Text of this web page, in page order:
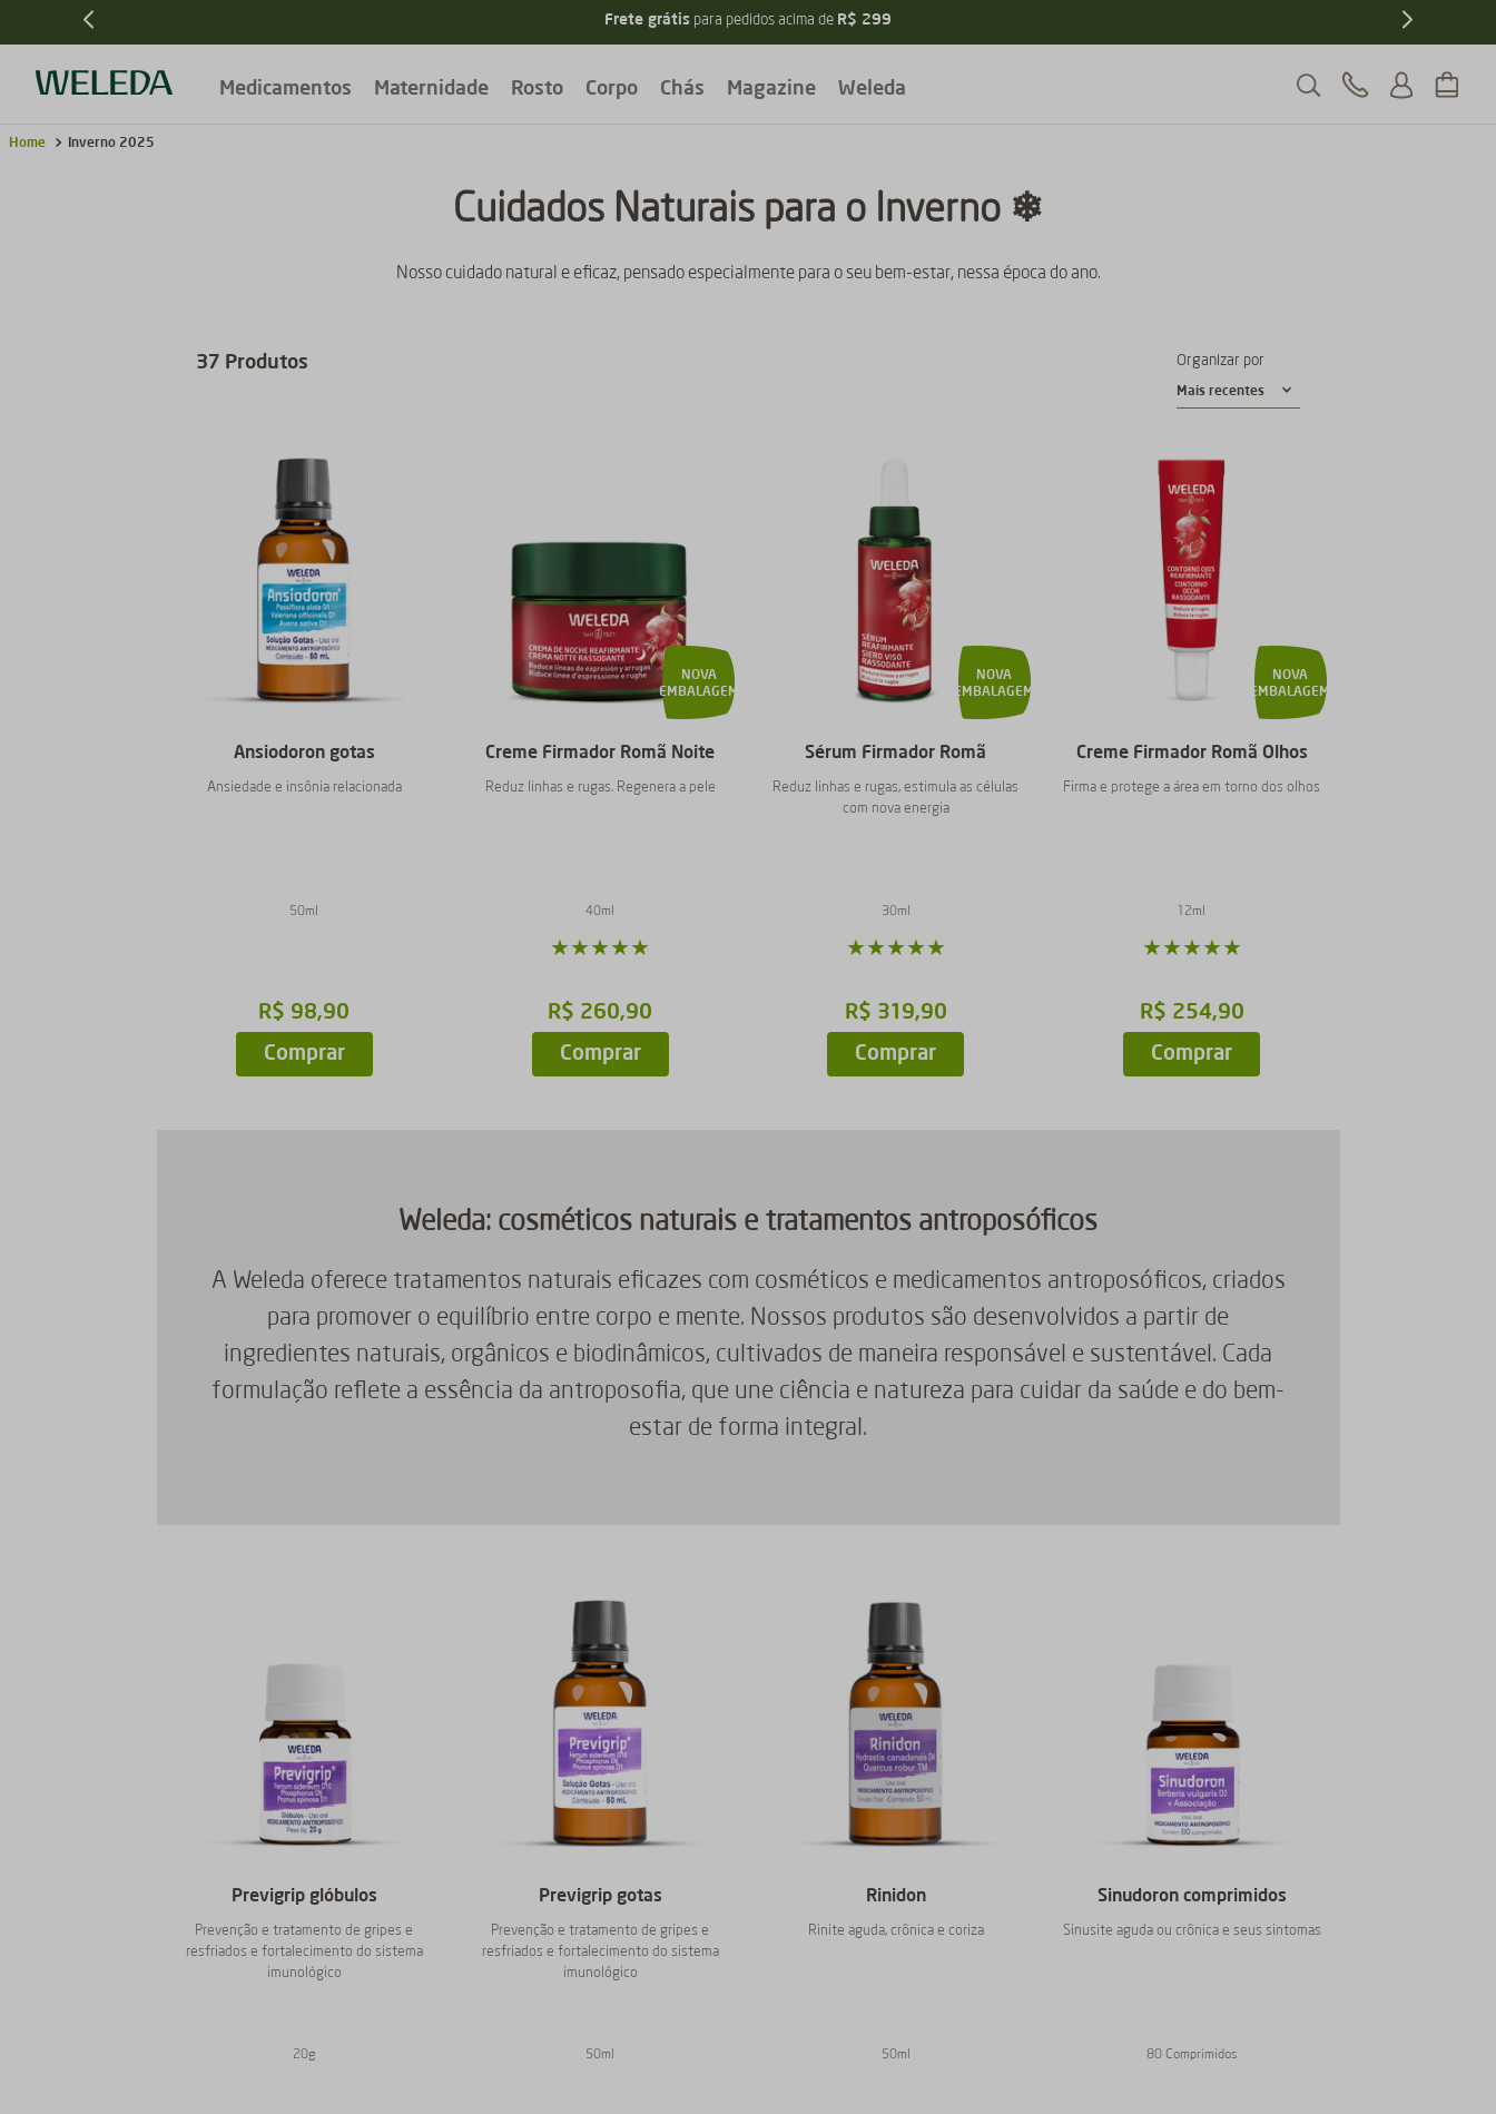
Frete grátis para pedidos acima de R$ 299
Medicamentos Maternidade Rosto Corpo Chás Magazine Weleda
Inverno 2025
Cuidados Naturais para o Inverno ❄
Nosso cuidado natural e eficaz, pensado especialmente para o seu bem-estar, nessa época do ano.
37 Produtos Organizar por
Mais recentes
Ansiodoron gotas
Ansiedade e insônia relacionada
50ml
R$ 98,90
Comprar
NOVA
EMBALAGEM
Creme Firmador Romã Noite
Reduz linhas e rugas. Regenera a pele
40ml
★★★★★
R$ 260,90
Comprar
NOVA
EMBALAGEM
Sérum Firmador Romã
Reduz linhas e rugas, estimula as células
com nova energia
30ml
★★★★★
R$ 319,90
Comprar
NOVA
EMBALAGEM
Creme Firmador Romã Olhos
Firma e protege a área em torno dos olhos
12ml
★★★★★
R$ 254,90
Comprar
Weleda: cosméticos naturais e tratamentos antroposóficos
A Weleda oferece tratamentos naturais eficazes com cosméticos e medicamentos antroposóficos, criados
para promover o equilíbrio entre corpo e mente. Nossos produtos são desenvolvidos a partir de
ingredientes naturais, orgânicos e biodinâmicos, cultivados de maneira responsável e sustentável. Cada
formulação reflete a essência da antroposofia, que une ciência e natureza para cuidar da saúde e do bem-
estar de forma integral.
Previgrip glóbulos
Prevenção e tratamento de gripes e
resfriados e fortalecimento do sistema
imunológico
20g
Previgrip gotas
Prevenção e tratamento de gripes e
resfriados e fortalecimento do sistema
imunológico
50ml
Rinidon
Rinite aguda, crônica e coriza
50ml
Sinudoron comprimidos
Sinusite aguda ou crônica e seus sintomas
80 Comprimidos